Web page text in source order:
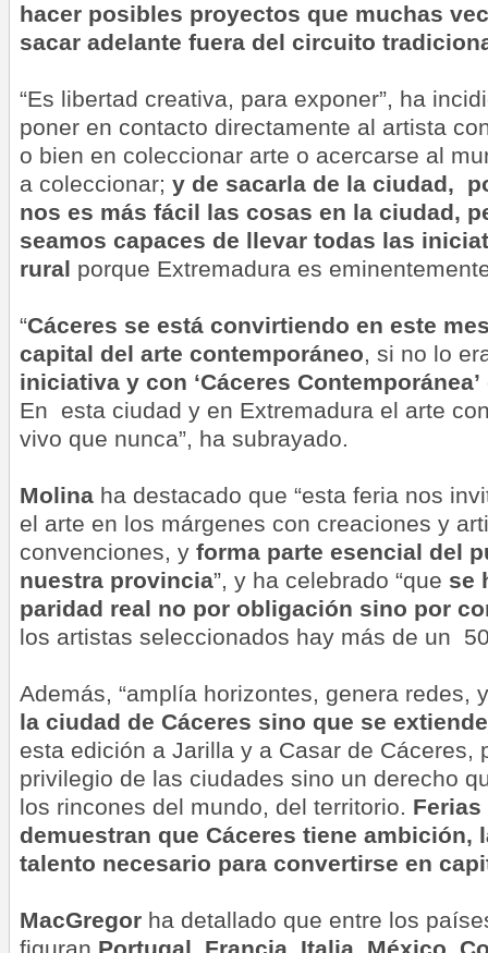
hacer posibles proyectos que muchas
sacar adelante fuera del circuito
“Es libertad creativa, para exponer”, ha
poner en contacto directamente al artista
o bien en coleccionar arte o acercarse al
a coleccionar; y de sacarla de la ciudad,
nos es más fácil las cosas en la ciudad,
seamos capaces de llevar todas las
rural porque Extremadura es
“Cáceres se está convirtiendo en este
capital del arte contemporáneo, si no lo
iniciativa y con ‘Cáceres Contemporánea’
En esta ciudad y en Extremadura el arte
vivo que nunca”, ha subrayado.
Molina ha destacado que “esta feria nos
el arte en los márgenes con creaciones y
convenciones, y forma parte esencial del
nuestra provincia”, y ha celebrado “que se
paridad real no por obligación sino por
los artistas seleccionados hay más de un
Además, “amplía horizontes, genera redes,
la ciudad de Cáceres sino que se
esta edición a Jarilla y a Casar de Cáceres,
privilegio de las ciudades sino un derecho
los rincones del mundo, del territorio.
demuestran que Cáceres tiene ambición,
talento necesario para convertirse en
MacGregor ha detallado que entre los